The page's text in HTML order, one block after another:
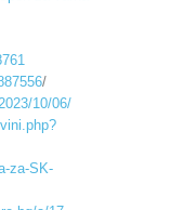
/
10/06/
za-SK-